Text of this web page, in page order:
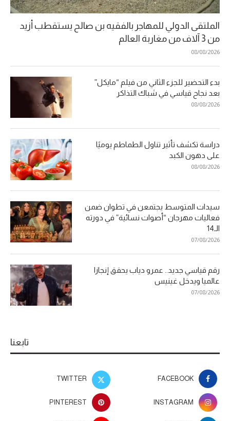
الملتقى الدولي للمهاجر بالفقيه بن صالح يستقطب أزيد
من 3 آلاف من مغاربة العالم
08/08/2026
بدء التحضير للجزء الثاني من فيلم “مايكل”
بعد نجاح قياسي في شباك التذاكر
08/08/2026
دراسة تكشف تأثير تناول الطماطم يوميًا
على دهون الكبد
08/08/2026
سيدات المتوسط يجتمعن في تطوان ضمن
فعاليات مهرجان “أصوات نسائية” في دورته
الـ14
07/08/2026
رقم قياسي جديد.. عمرو دياب يحقق إنجازا
عالميا ويدخل غينيس
07/08/2026
تابعنا
FACEBOOK
TWITTER
INSTAGRAM
PINTEREST